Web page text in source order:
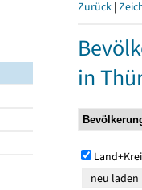
Zurück |
in